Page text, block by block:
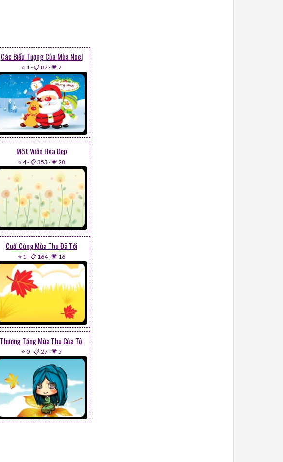
Các Biểu Tượng Của Mùa Noel
⭐ 1 -📋 82 -💗 7
Một Vườn Hoa Đẹp
⭐ 4-📋 353 -💗 28
Cuối Cùng Mùa Thu Đã Tới
⭐ 1-📋 164-💗 16
Thương Tặng Mùa Thu Của Tôi
⭐ 0-📋 27-💗 5